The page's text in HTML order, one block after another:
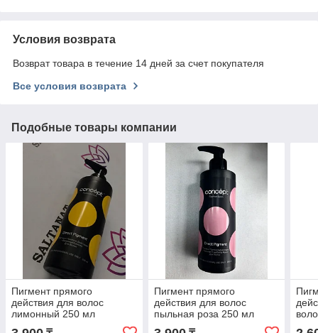
Условия возврата
Возврат товара в течение 14 дней за счет покупателя
Все условия возврата
Подобные товары компании
Пигмент прямого
действия для волос
лимонный 250 мл
CONCEPT
Пигмент прямого
действия для волос
пыльная роза 250 мл
CONCEPT